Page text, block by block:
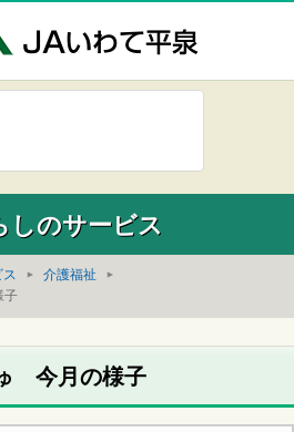
しのサービス
ス
介護福祉
子
今月の様子